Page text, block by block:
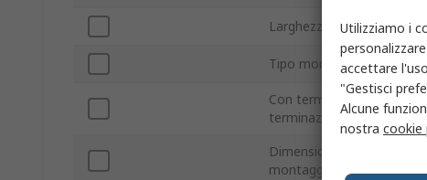
Larghezza
Tipo montaggio
Con terminazione/senza
terminazione
Dimensione foro di
montaggio
Utilizziamo i
accettare
"Gestisci
Alcune
nostra cookie